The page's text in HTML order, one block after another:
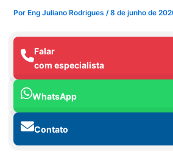
Por Eng Juliano Rodrigues/8 de junho de
Falar
com especialista
WhatsApp
Contato